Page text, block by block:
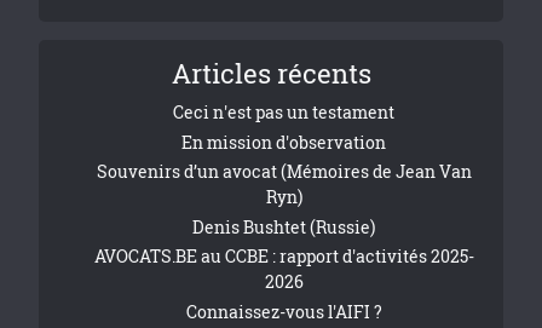
Articles récents
Ceci n'est pas un testament
En mission d'observation
Souvenirs d’un avocat (Mémoires de Jean Van
Ryn)
Denis Bushtet (Russie)
AVOCATS.BE au CCBE : rapport d'activités 2025-
2026
Connaissez-vous l'AIFI ?